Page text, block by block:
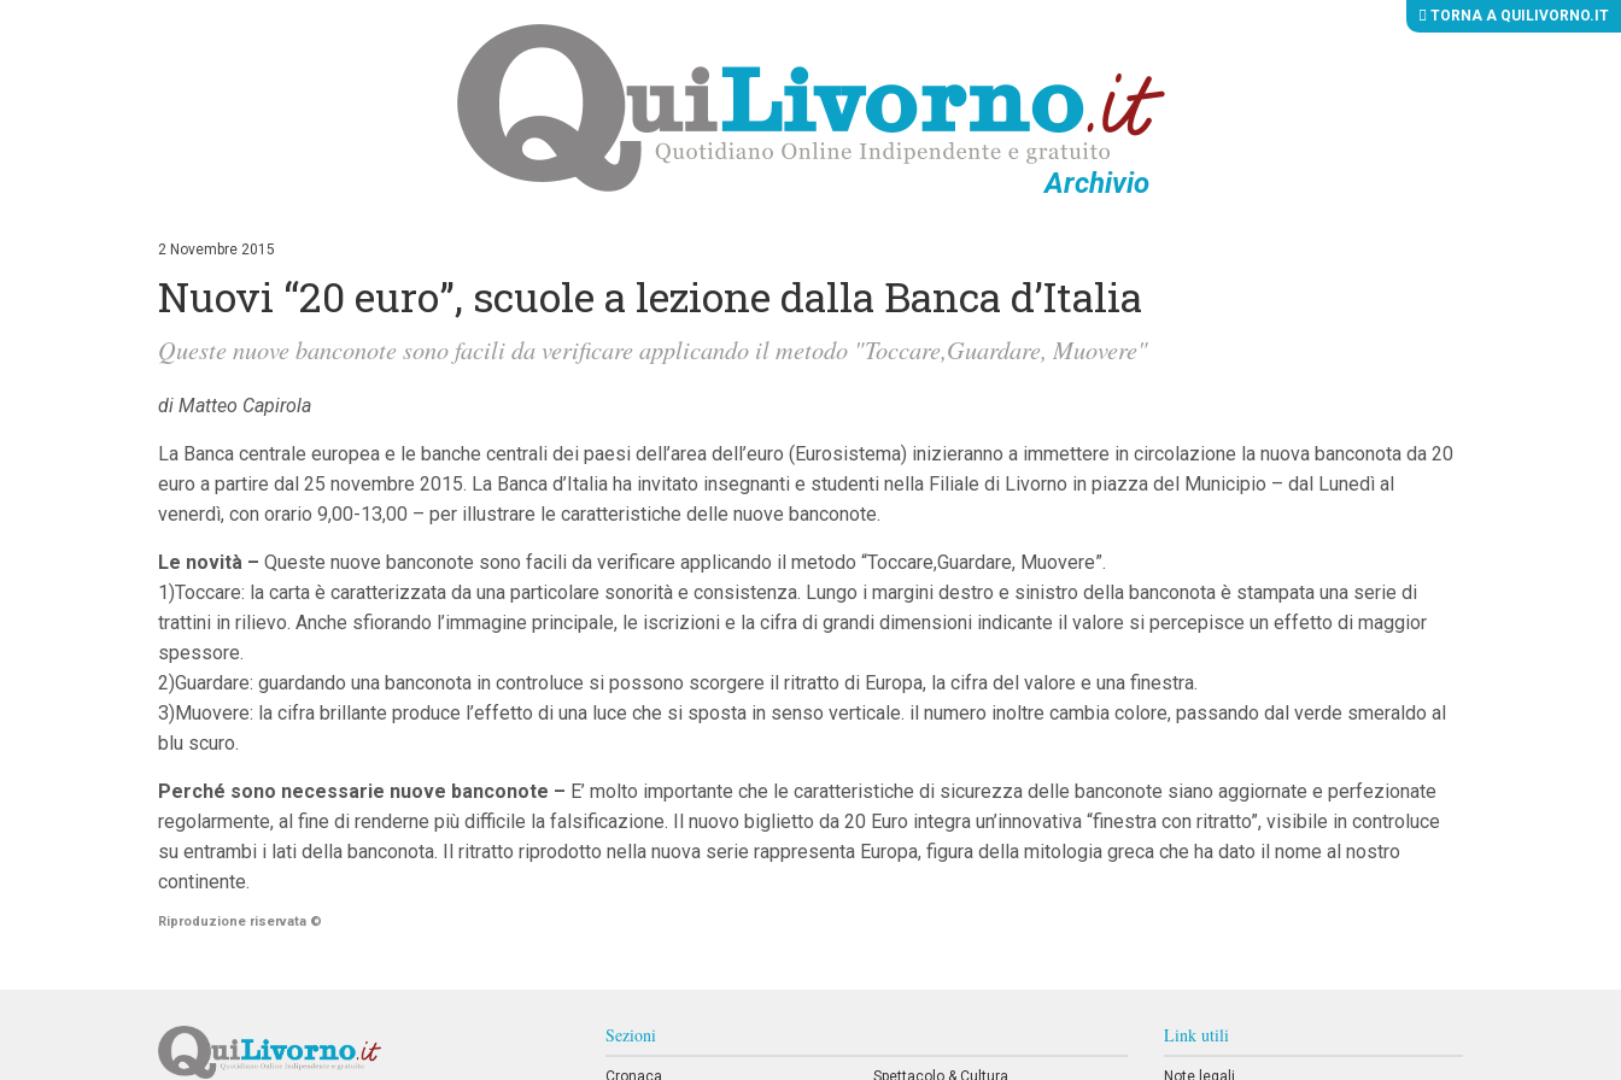
Archivio
i
i
n
t
n
t
p
r
c
i
a
l
i
V
a
i
a
M
e
ù
P
i
l
e
TORNA A QUILIVORNO.IT
2 Novembre 2015
Nuovi “20 euro”, scuole a lezione dalla Banca d’Italia
Queste nuove banconote sono facili da verificare applicando il metodo "Toccare,Guardare, Muovere"
di Matteo Capirola
La Banca centrale europea e le banche centrali dei paesi dell’area dell’euro (Eurosistema) inizieranno a immettere in circolazione la nuova banconota da 20
euro a partire dal 25 novembre 2015. La Banca d’Italia ha invitato insegnanti e studenti nella Filiale di Livorno in piazza del Municipio – dal Lunedì al
venerdì, con orario 9,00-13,00 – per illustrare le caratteristiche delle nuove banconote.
Le novità –Queste nuove banconote sono facili da verificare applicando il metodo “Toccare,Guardare, Muovere”.
1)Toccare: la carta è caratterizzata da una particolare sonorità e consistenza. Lungo i margini destro e sinistro della banconota è stampata una serie di
trattini in rilievo. Anche sfiorando l’immagine principale, le iscrizioni e la cifra di grandi dimensioni indicante il valore si percepisce un effetto di maggior
spessore.
2)Guardare: guardando una banconota in controluce si possono scorgere il ritratto di Europa, la cifra del valore e una finestra.
3)Muovere: la cifra brillante produce l’effetto di una luce che si sposta in senso verticale. il numero inoltre cambia colore, passando dal verde smeraldo al
blu scuro.
Perché sono necessarie nuove banconote – E’ molto importante che le caratteristiche di sicurezza delle banconote siano aggiornate e perfezionate
regolarmente, al fine di renderne più difficile la falsificazione. Il nuovo biglietto da 20 Euro integra un’innovativa “finestra con ritratto”, visibile in controluce
su entrambi i lati della banconota. Il ritratto riprodotto nella nuova serie rappresenta Europa, figura della mitologia greca che ha dato il nome al nostro
continente.
Riproduzione riservata ©
Sezioni
Cronaca Spettacolo & Cultura
Link utili
Note legali